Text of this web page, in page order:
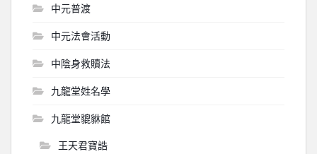
中元普渡
中元法會活動
中陰身救贖法
九龍堂姓名學
九龍堂貔貅館
王天君寶誥